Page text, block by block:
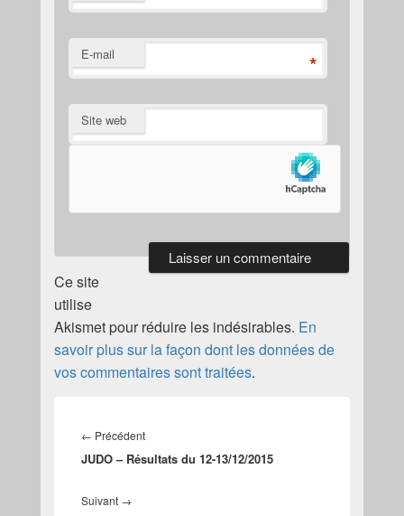
E-mail *
Site web
Ce site
utilise
Akismet pour réduire les indésirables. En
savoir plus sur la façon dont les données de
vos commentaires sont traitées.
de
l’article
← PrécédentArticle
précédent :
JUDO – Résultats du 12-13/12/2015
Suivant →Article